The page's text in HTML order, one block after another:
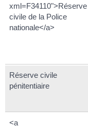
xml=F34110">Réserve
civile de la Police
nationale</a>
Réserve civile
pénitentiaire
<a